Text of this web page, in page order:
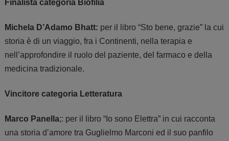
Finalista categoria Biofilia
Michela D’Adamo Bhatt: per il libro “Sto bene, grazie” la cui
storia è di un viaggio, fra i Continenti, nella terapia e
nell’approfondire il ruolo del paziente, del farmaco e della
medicina tradizionale.
Vincitore categoria Letteratura
Marco Panella;: per il libro “Io sono Elettra”in cui racconta
una storia d’amore tra Guglielmo Marconi ed il suo panfilo